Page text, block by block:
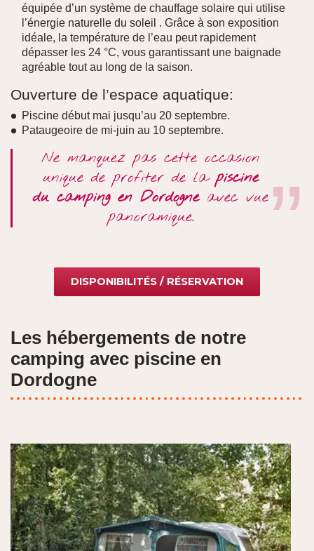
équipée d’un système de chauffage solaire qui utilise
l’énergie naturelle du soleil . Grâce à son exposition
idéale, la température de l’eau peut rapidement
dépasser les 24 °C, vous garantissant une baignade
agréable tout au long de la saison.
Ouverture de l’espace aquatique:
Piscine début mai jusqu’au 20 septembre.
Pataugeoire de mi-juin au 10 septembre.
Ne manquez pas cette occasion
unique de profiter de lapiscine
ducamping enDordogne avec vue
panoramique.
DISPONIBILITÉS / RÉSERVATION
Les hébergements de notre
camping avec piscine en
Dordogne